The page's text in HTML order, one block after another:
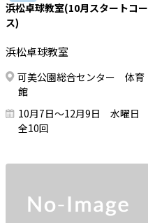
浜松卓球教室(10月スタートコー
ス)
浜松卓球教室
可美公園総合センター 体育
館
10月7日～12月9日 水曜日
全10回